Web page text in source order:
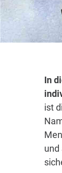
In
ist
und